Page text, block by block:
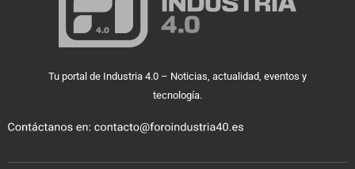
Tu portal de Industria 4.0 – Noticias, actualidad, eventos y
tecnología.